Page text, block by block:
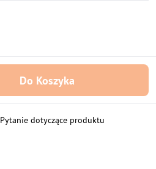
Do Koszyka
Pytanie dotyczące produktu